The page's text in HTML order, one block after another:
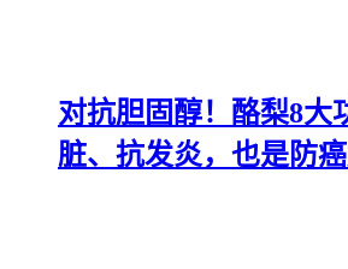
对抗胆固醇！酪梨8大
脏、抗发炎，也是防